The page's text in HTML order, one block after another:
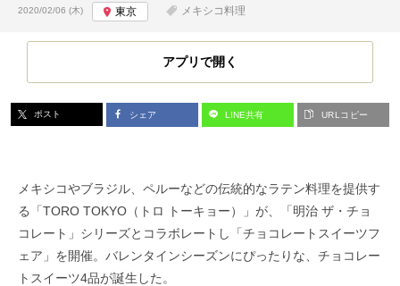
投稿日:
2020/02/06 (木) 東京 メキシコ料理
アプリで開く
ポスト シェア LINE共有 URLコピー
メキシコやブラジル、ペルーなどの伝統的なラテン料理を提供す
る「TORO TOKYO（トロ トーキョー）」が、「明治 ザ・チョ
コレート」シリーズとコラボレートし「チョコレートスイーツフ
ェア」を開催。バレンタインシーズンにぴったりな、チョコレー
トスイーツ4品が誕生した。